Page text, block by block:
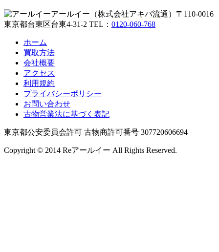
アールイー（株式会社アキバ流通）〒110-0016
東京都台東区台東4-31-2 TEL： 0120-060-768
ホーム
買取方法
会社概要
アクセス
利用規約
プライバシーポリシー
お問い合わせ
古物営業法に基づく表記
東京都公安委員会許可 古物商許可番号 307720606694
Copyright © 2014 Reアールイー All Rights Reserved.